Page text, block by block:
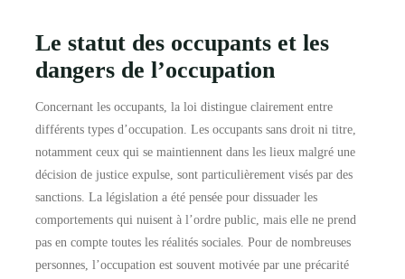
Le statut des occupants et les
dangers de l’occupation
Concernant les occupants, la loi distingue clairement entre
différents types d’occupation. Les occupants sans droit ni titre,
notamment ceux qui se maintiennent dans les lieux malgré une
décision de justice expulse, sont particulièrement visés par des
sanctions. La législation a été pensée pour dissuader les
comportements qui nuisent à l’ordre public, mais elle ne prend
pas en compte toutes les réalités sociales. Pour de nombreuses
personnes, l’occupation est souvent motivée par une précarité